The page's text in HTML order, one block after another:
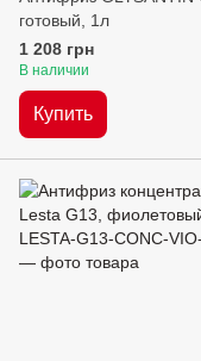
готовый, 1л
1 208 грн
В наличии
Купить